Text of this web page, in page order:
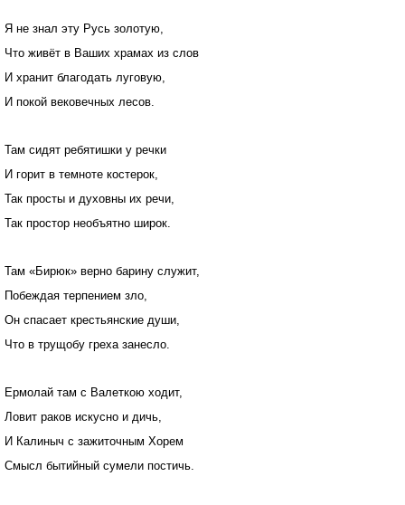
Я не знал эту Русь золотую,
Что живёт в Ваших храмах из слов
И хранит благодать луговую,
И покой вековечных лесов.
Там сидят ребятишки у речки
И горит в темноте костерок,
Так просты и духовны их речи,
Так простор необъятно широк.
Там «Бирюк» верно барину служит,
Побеждая терпением зло,
Он спасает крестьянские души,
Что в трущобу греха занесло.
Ермолай там с Валеткою ходит,
Ловит раков искусно и дичь,
И Калиныч с зажиточным Хорем
Смысл бытийный сумели постичь.